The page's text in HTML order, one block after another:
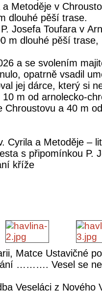
a Metoděje v
dlouhé pěší trase.
Josefa Toufara v
m dlouhé pěší
a se svolením
opatrně vsadil
jej dárce, který si
m od arnolecko-
Chroustovu a 40 m
Cyrila a Metoděje –
s připomínkou P.
kříže
Matce Ustavičné
………. Vesel se
Veseláci z Nového